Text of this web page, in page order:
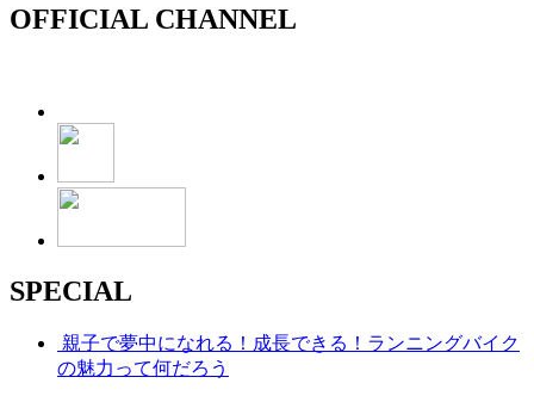
OFFICIAL CHANNEL
SPECIAL
親子で夢中になれる！成長できる！ランニングバイク
の魅力って何だろう